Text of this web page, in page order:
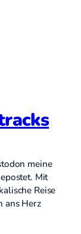
meine
Mit
Reise
ans Herz